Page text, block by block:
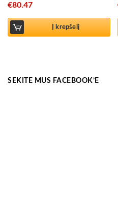
€80.47
Į krepšelį
SEKITE MUS FACEBOOK’E